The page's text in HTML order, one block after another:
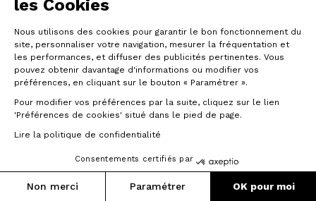
les Cookies
Nous utilisons des cookies pour garantir le bon fonctionnement du
site, personnaliser votre navigation, mesurer la fréquentation et
les performances, et diffuser des publicités pertinentes. Vous
pouvez obtenir davantage d'informations ou modifier vos
préférences, en cliquant sur le bouton « Paramétrer ».
Pour modifier vos préférences par la suite, cliquez sur le lien
'Préférences de cookies' situé dans le pied de page.
Lire la politique de confidentialité
Consentements certifiés par
Non merci Paramétrer OK pour moi
donc aucune
04/06/2021
Lire la suite